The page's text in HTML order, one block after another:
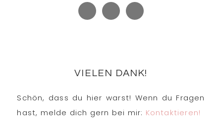
VIELEN DANK!
Schön, dass du hier warst! Wenn du Fragen
hast, melde dich gern bei mir: Kontaktieren!